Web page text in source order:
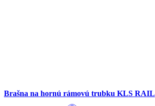
Brašna na hornú rámovú trubku KLS RAIL